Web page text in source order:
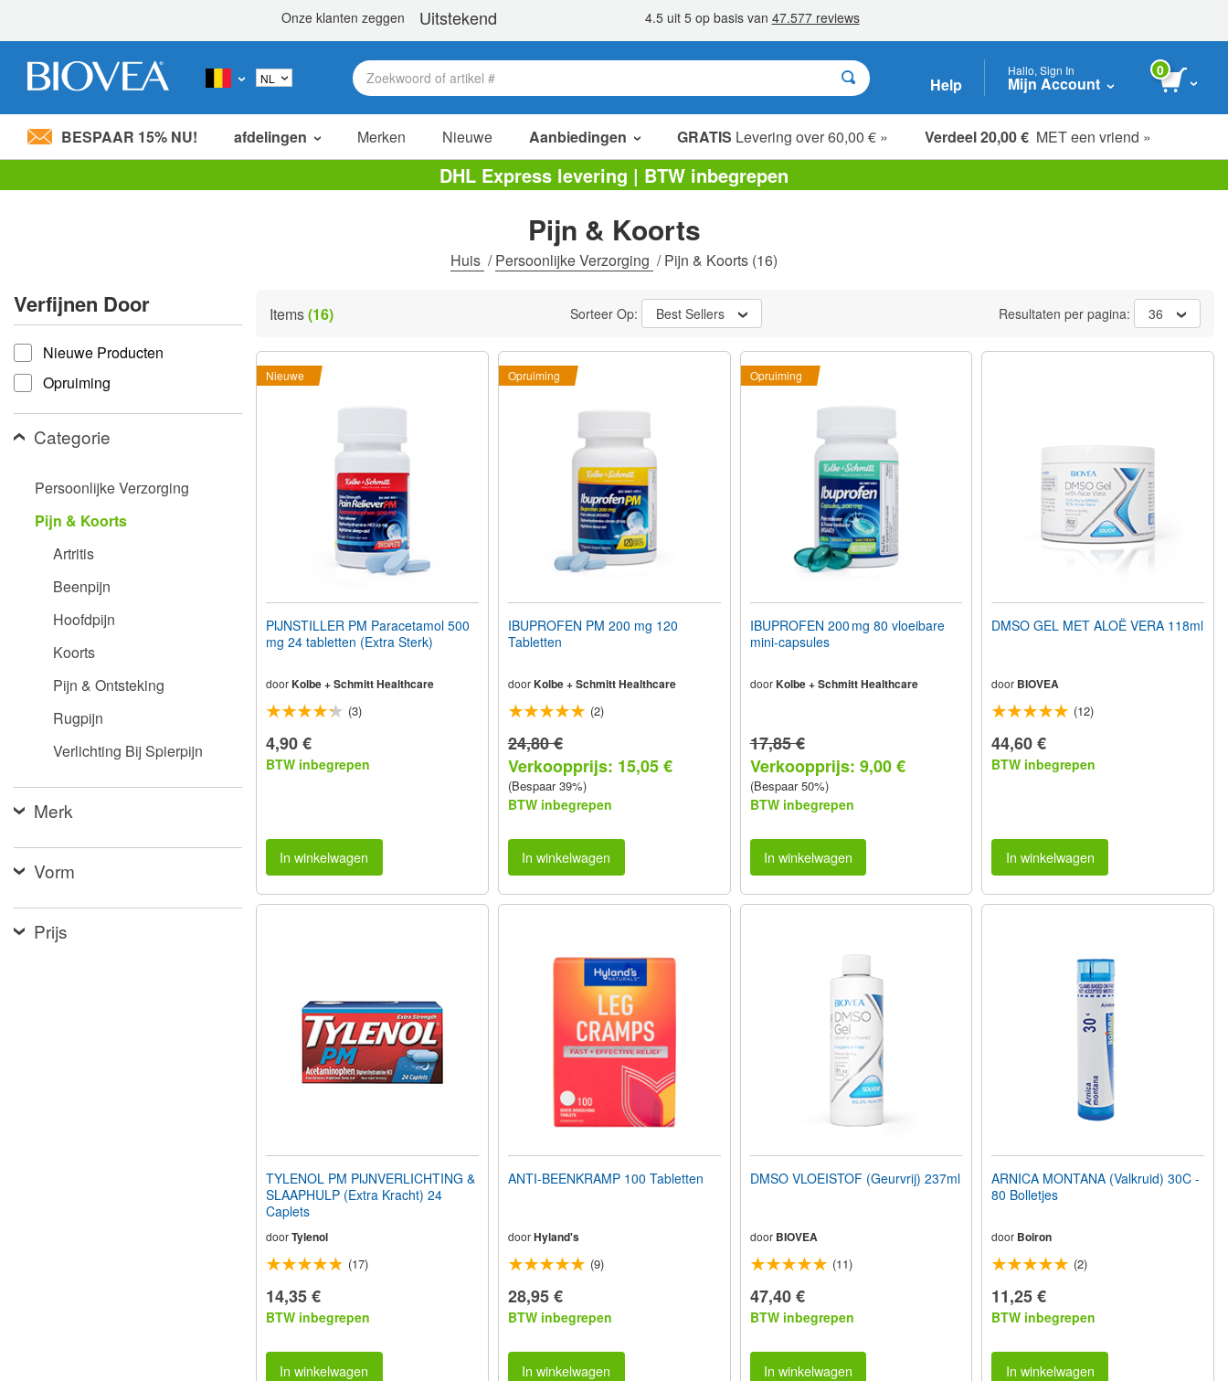
Let
Druk
op
Control-
F11
om
de
aan
slechtzienden
schermlezer
gebruiken;
Help
Hallo, Sign In
Mijn Account
0
BESPAAR 15% NU! afdelingen Merken Nieuwe Aanbiedingen GRATIS Levering over 60,00 € » Verdeel 20,00 € MET een vriend »
verkoop items
value packs
opruiming
DHL Express levering | BTW inbegrepen
Pijn & Koorts
Huis /Persoonlijke Verzorging /Pijn & Koorts (16)
Verfijnen Door
verfijnen door
Nieuwe Producten
Opruiming
Categorie
Persoonlijke Verzorging
Pijn & Koorts
Artritis
Beenpijn
Hoofdpijn
Koorts
Pijn & Ontsteking
Rugpijn
Verlichting Bij Spierpijn
Merk
Vorm
Prijs
Items(16) Sorteer Op: Best Sellers Resultaten per pagina: 36
Nieuwe
PIJNSTILLER PM Paracetamol 500
mg 24 tabletten (Extra Sterk)
doorKolbe + Schmitt Healthcare
(3)
4,90 €
BTW inbegrepen
In winkelwagen
Opruiming
IBUPROFEN PM 200 mg 120
Tabletten
doorKolbe + Schmitt Healthcare
(2)
24,80 €
Verkoopprijs: 15,05 €
(Bespaar 39%)
BTW inbegrepen
In winkelwagen
Opruiming
IBUPROFEN 200 mg 80 vloeibare
mini-capsules
door Kolbe + Schmitt Healthcare
17,85 €
Verkoopprijs: 9,00 €
(Bespaar 50%)
BTW inbegrepen
In winkelwagen
DMSO GEL MET ALOË VERA 118ml
door BIOVEA
(12)
44,60 €
BTW inbegrepen
In winkelwagen
TYLENOL PM PIJNVERLICHTING &
SLAAPHULP (Extra Kracht) 24
Caplets
doorTylenol
(17)
14,35 €
BTW inbegrepen
In winkelwagen
ANTI-BEENKRAMP 100 Tabletten
doorHyland's
(9)
28,95 €
BTW inbegrepen
In winkelwagen
DMSO VLOEISTOF (Geurvrij) 237ml
door BIOVEA
(11)
47,40 €
BTW inbegrepen
In winkelwagen
ARNICA MONTANA (Valkruid) 30C -
80 Bolletjes
door Boiron
(2)
11,25 €
BTW inbegrepen
In winkelwagen